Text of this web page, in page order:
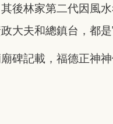
後林家第二代因風
大夫和總鎮台，都是
碑記載，福德正神